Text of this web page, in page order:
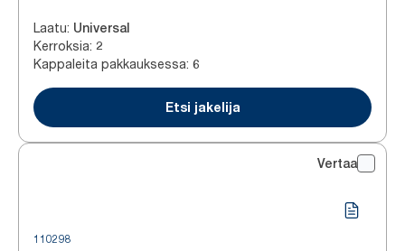
Laatu: Universal
Kerroksia: 2
Kappaleita pakkauksessa: 6
Etsi jakelija
Vertaa
110298